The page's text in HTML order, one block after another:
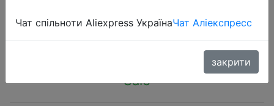
$24.58
Sale
Чат спільноти Aliexpress УкраїнаЧат Аліекспресс
закрити